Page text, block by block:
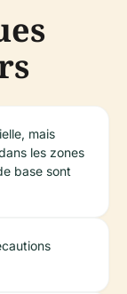
mais
les zones
base sont